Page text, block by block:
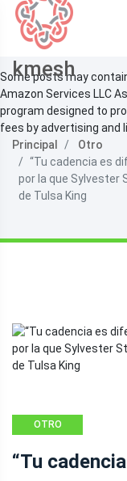
kmesh
Some posts may
Amazon Services LLC
program designed to
fees by advertising and
Principal
Otro
“Tu cadencia es
por la que Sylvester
de Tulsa King
OTRO
“Tu